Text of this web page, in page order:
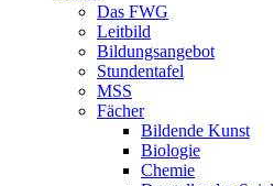
Das FWG
Leitbild
Bildungsangebot
Stundentafel
MSS
Fächer
Bildende Kunst
Biologie
Chemie